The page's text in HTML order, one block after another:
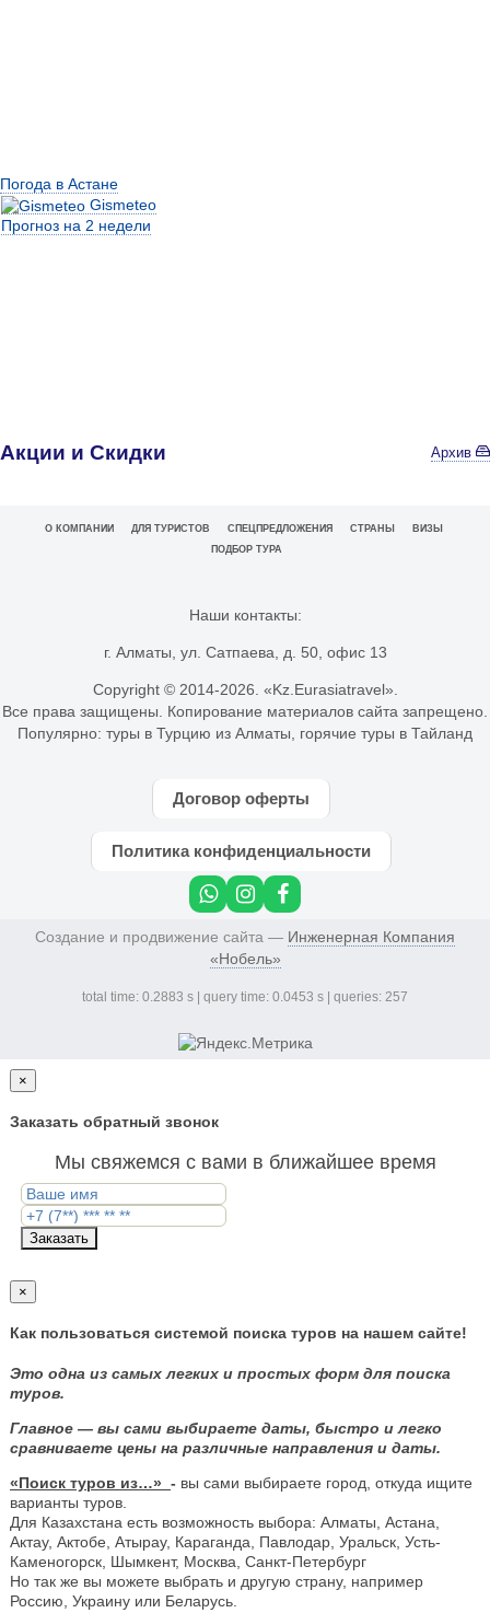
Погода в Астане
Gismeteo
Прогноз на 2 недели
Акции и Скидки Архив
О КОМПАНИИ ДЛЯ ТУРИСТОВ СПЕЦПРЕДЛОЖЕНИЯ СТРАНЫ
ВИЗЫ
ПОДБОР ТУРА
Наши контакты:
г. Алматы, ул. Сатпаева, д. 50, офис 13
Copyright © 2014-2026. «Kz.Eurasiatravel».
Все права защищены. Копирование материалов сайта запрещено.
Популярно: туры в Турцию из Алматы горячие туры в Тайланд
Договор оферты
Политика конфиденциальности
Создание и продвижение сайта — Инженерная Компания
«Нобель»
total time: 0.2883 s | query time: 0.0453 s | queries: 257
×
Заказать обратный звонок
Мы свяжемся с вами в ближайшее время
Заказать
×
Как пользоваться системой поиска туров на нашем сайте!
Это одна из самых легких и простых форм для поиска
туров.
Главное — вы сами выбираете даты, быстро и легко
сравниваете цены на различные направления и даты.
«Поиск туров из…» - вы сами выбираете город, откуда ищите
варианты туров.
Для Казахстана есть возможность выбора: Алматы, Астана,
Актау, Актобе, Атырау, Караганда, Павлодар, Уральск, Усть-
Каменогорск, Шымкент, Москва, Санкт-Петербург
Но так же вы можете выбрать и другую страну, например
Россию, Украину или Беларусь.